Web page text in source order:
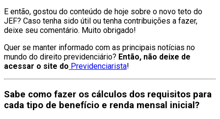
E então, gostou do conteúdo de hoje sobre o novo teto do
JEF? Caso tenha sido útil ou tenha contribuições a fazer,
deixe seu comentário. Muito obrigado!
Quer se manter informado com as principais notícias no
mundo do direito previdenciário? Então, não deixe de
acessar o site do Previdenciarista!
Sabe como fazer os cálculos dos requisitos para
cada tipo de benefício e renda mensal inicial?